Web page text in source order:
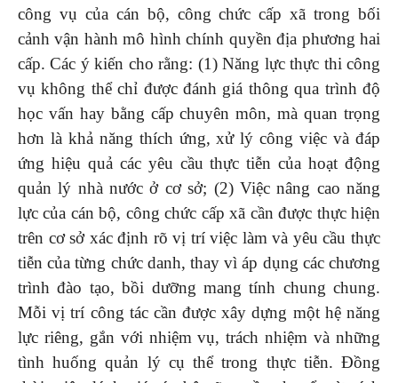
công vụ của cán bộ, công chức cấp xã trong bối
cảnh vận hành mô hình chính quyền địa phương hai
cấp. Các ý kiến cho rằng: (1) Năng lực thực thi công
vụ không thể chỉ được đánh giá thông qua trình độ
học vấn hay bằng cấp chuyên môn, mà quan trọng
hơn là khả năng thích ứng, xử lý công việc và đáp
ứng hiệu quả các yêu cầu thực tiễn của hoạt động
quản lý nhà nước ở cơ sở; (2) Việc nâng cao năng
lực của cán bộ, công chức cấp xã cần được thực hiện
trên cơ sở xác định rõ vị trí việc làm và yêu cầu thực
tiễn của từng chức danh, thay vì áp dụng các chương
trình đào tạo, bồi dưỡng mang tính chung chung.
Mỗi vị trí công tác cần được xây dựng một hệ năng
lực riêng, gắn với nhiệm vụ, trách nhiệm và những
tình huống quản lý cụ thể trong thực tiễn. Đồng